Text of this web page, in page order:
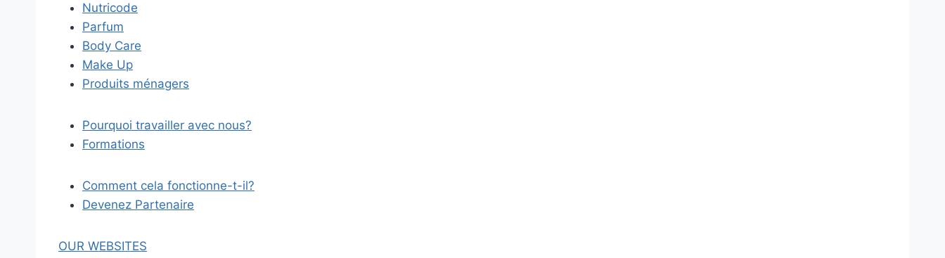
Nutricode
Parfum
Body Care
Make Up
Produits ménagers
Pourquoi travailler avec nous?
Formations
Comment cela fonctionne-t-il?
Devenez Partenaire
OUR WEBSITES